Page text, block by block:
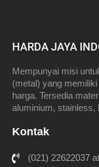
HARDA JAYA
Mempunyai misi
(metal) yang
harga. Tersedia
aluminium, stainless,
Kontak
(021) 22622037